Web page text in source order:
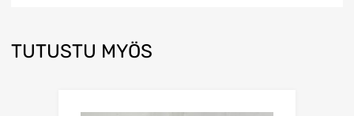
TUTUSTU MYÖS